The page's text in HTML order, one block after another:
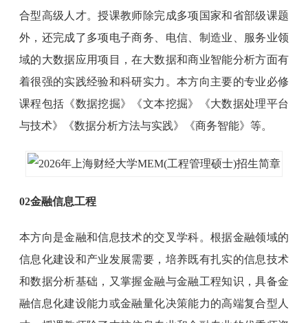
合型高级人才。授课教师除完成多项国家和省部级课题
外，还完成了多项电子商务、电信、制造业、服务业领
域的大数据应用项目，在大数据和商业智能分析方面有
着很强的实践经验和科研实力。本方向主要的专业必修
课程包括《数据挖掘》《文本挖掘》《大数据处理平台
与技术》《数据分析方法与实践》《商务智能》等。
02金融信息工程
本方向是金融和信息技术的交叉学科。根据金融领域的
信息化建设和产业发展需要，培养既有扎实的信息技术
和数据分析基础，又掌握金融与金融工程知识，具备金
融信息化建设能力或金融量化决策能力的高端复合型人